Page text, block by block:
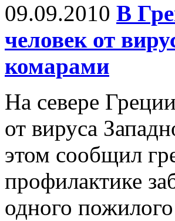
09.09.2010 В
человек от
комарами
На севере
от вируса
этом сообщил
профилактике
одного